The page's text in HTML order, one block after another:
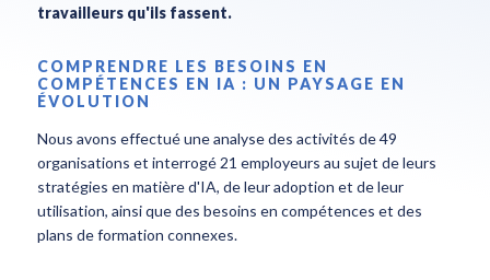
travailleurs qu'ils fassent.
COMPRENDRE LES BESOINS EN
COMPÉTENCES EN IA : UN PAYSAGE EN
ÉVOLUTION
Nous avons effectué une analyse des activités de 49
organisations et interrogé 21 employeurs au sujet de leurs
stratégies en matière d'IA, de leur adoption et de leur
utilisation, ainsi que des besoins en compétences et des
plans de formation connexes.